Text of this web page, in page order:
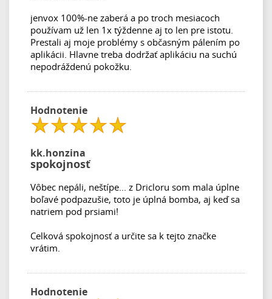
jenvox 100%-ne zaberá a po troch mesiacoch
používam už len 1x týždenne aj to len pre istotu.
Prestali aj moje problémy s občasným pálením po
aplikácii. Hlavne treba dodržať aplikáciu na suchú
nepodráždenú pokožku.
Hodnotenie
kk.honzina
spokojnosť
Vôbec nepáli, neštípe... z Dricloru som mala úplne
boľavé podpazušie, toto je úplná bomba, aj keď sa
natriem pod prsiami!
Celková spokojnosť a určite sa k tejto značke
vrátim.
Hodnotenie